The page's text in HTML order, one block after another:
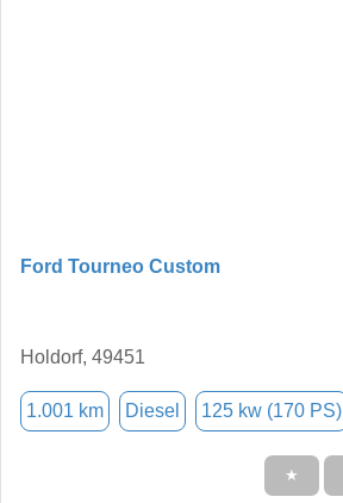
Ford Tourneo Custom
Holdorf, 49451
1.001 km Diesel 125 kw (170 PS)
★